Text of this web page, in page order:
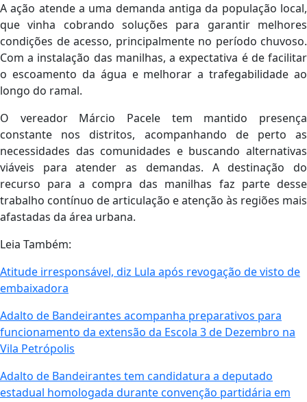
A ação atende a uma demanda antiga da população local,
que vinha cobrando soluções para garantir melhores
condições de acesso, principalmente no período chuvoso.
Com a instalação das manilhas, a expectativa é de facilitar
o escoamento da água e melhorar a trafegabilidade ao
longo do ramal.
O vereador Márcio Pacele tem mantido presença
constante nos distritos, acompanhando de perto as
necessidades das comunidades e buscando alternativas
viáveis para atender as demandas. A destinação do
recurso para a compra das manilhas faz parte desse
trabalho contínuo de articulação e atenção às regiões mais
afastadas da área urbana.
Leia Também:
Atitude irresponsável, diz Lula após revogação de visto de
embaixadora
Adalto de Bandeirantes acompanha preparativos para
funcionamento da extensão da Escola 3 de Dezembro na
Vila Petrópolis
Adalto de Bandeirantes tem candidatura a deputado
estadual homologada durante convenção partidária em